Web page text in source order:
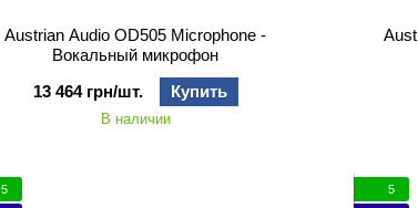
Austrian Audio OD505 Microphone -
Вокальный микрофон
13 464 грн/шт.
Купить
В наличии
5
5